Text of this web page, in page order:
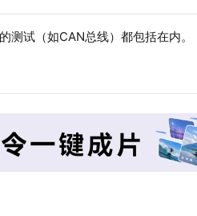
试（如CAN总线）都包括在内。